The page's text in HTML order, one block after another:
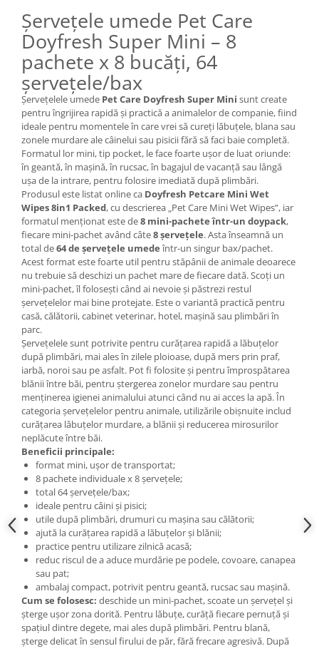
Șervețele umede Pet Care
Doyfresh Super Mini – 8
pachete x 8 bucăți, 64
șervețele/bax
Șervețelele umede Pet Care Doyfresh Super Mini sunt create
pentru îngrijirea rapidă și practică a animalelor de companie, fiind
ideale pentru momentele în care vrei să cureți lăbuțele, blana sau
zonele murdare ale câinelui sau pisicii fără să faci baie completă.
Formatul lor mini, tip pocket, le face foarte ușor de luat oriunde:
în geantă, în mașină, în rucsac, în bagajul de vacanță sau lângă
ușa de la intrare, pentru folosire imediată după plimbări.
Produsul este listat online ca Doyfresh Petcare Mini Wet
Wipes 8in1 Packed, cu descrierea „Pet Care Mini Wet Wipes”, iar
formatul menționat este de8 mini-pachete într-un doypack,
fiecare mini-pachet având câte8 șervețele. Asta înseamnă un
total de64 de șervețele umedeîntr-un singur bax/pachet.
Acest format este foarte util pentru stăpânii de animale deoarece
nu trebuie să deschizi un pachet mare de fiecare dată. Scoți un
mini-pachet, îl folosești când ai nevoie și păstrezi restul
șervețelelor mai bine protejate. Este o variantă practică pentru
casă, călătorii, cabinet veterinar, hotel, mașină sau plimbări în
parc.
Șervețelele sunt potrivite pentru curățarea rapidă a lăbuțelor
după plimbări, mai ales în zilele ploioase, după mers prin praf,
iarbă, noroi sau pe asfalt. Pot fi folosite și pentru împrospătarea
blănii între băi, pentru ștergerea zonelor murdare sau pentru
menținerea igienei animalului atunci când nu ai acces la apă. În
categoria șervețelelor pentru animale, utilizările obișnuite includ
curățarea lăbuțelor murdare, a blănii și reducerea mirosurilor
neplăcute între băi.
Beneficii principale:
format mini, ușor de transportat;
8 pachete individuale x 8 șervețele;
total 64 șervețele/bax;
ideale pentru câini și pisici;
utile după plimbări, drumuri cu mașina sau călătorii;
ajută la curățarea rapidă a lăbuțelor și blănii;
practice pentru utilizare zilnică acasă;
reduc riscul de a aduce murdărie pe podele, covoare, canapea
sau pat;
ambalaj compact, potrivit pentru geantă, rucsac sau mașină.
Cum se folosesc: deschide un mini-pachet, scoate un șervețel și
șterge ușor zona dorită. Pentru lăbuțe, curăță fiecare pernuță și
spațiul dintre degete, mai ales după plimbări. Pentru blană,
șterge delicat în sensul firului de păr, fără frecare agresivă. După